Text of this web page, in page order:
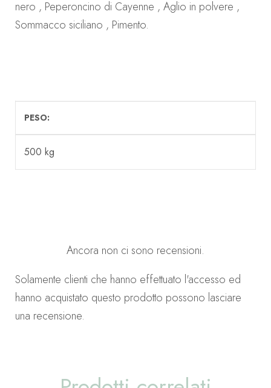
nero , Peperoncino di Cayenne , Aglio in polvere ,
Sommacco siciliano , Pimento.
PESO
500 kg
Ancora non ci sono recensioni.
Solamente clienti che hanno effettuato l'accesso ed
hanno acquistato questo prodotto possono lasciare
una recensione.